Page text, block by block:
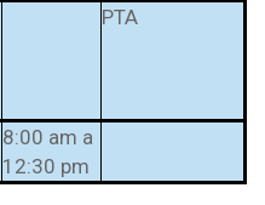
PTA
8:00 am a
12:30 pm